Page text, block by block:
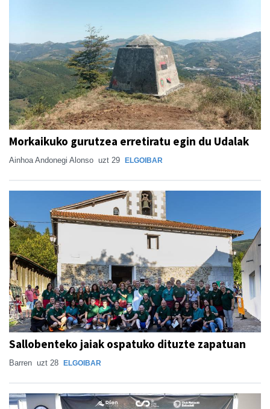
Morkaikuko gurutzea erretiratu egin du Udalak
Ainhoa Andonegi Alonso uzt 29 ELGOIBAR
Sallobenteko jaiak ospatuko dituzte zapatuan
Barren uzt 28 ELGOIBAR